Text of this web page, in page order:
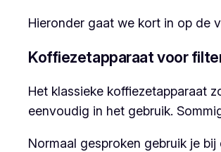
Hieronder gaat we kort in op de
Koffiezetapparaat voor
Het klassieke koffiezetapparaat
eenvoudig in het gebruik.
Normaal gesproken gebruik je